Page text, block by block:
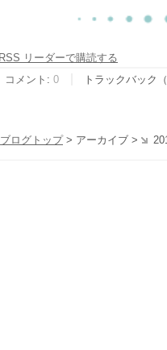
コメント : 0 トラックバック
ブログトップ> アーカイブ >